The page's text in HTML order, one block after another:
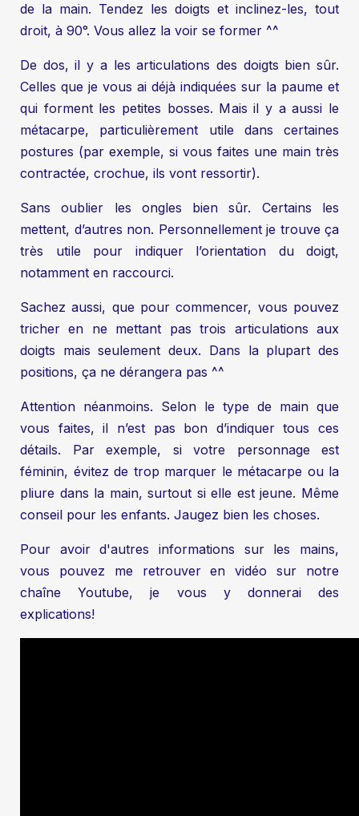
de la main. Tendez les doigts et inclinez-les, tout
droit, à 90°. Vous allez la voir se former ^^
De dos, il y a les articulations des doigts bien sûr.
Celles que je vous ai déjà indiquées sur la paume et
qui forment les petites bosses. Mais il y a aussi le
métacarpe, particulièrement utile dans certaines
postures (par exemple, si vous faites une main très
contractée, crochue, ils vont ressortir).
Sans oublier les ongles bien sûr. Certains les
mettent, d’autres non. Personnellement je trouve ça
très utile pour indiquer l’orientation du doigt,
notamment en raccourci.
Sachez aussi, que pour commencer, vous pouvez
tricher en ne mettant pas trois articulations aux
doigts mais seulement deux. Dans la plupart des
positions, ça ne dérangera pas ^^
Attention néanmoins. Selon le type de main que
vous faites, il n’est pas bon d’indiquer tous ces
détails. Par exemple, si votre personnage est
féminin, évitez de trop marquer le métacarpe ou la
pliure dans la main, surtout si elle est jeune. Même
conseil pour les enfants. Jaugez bien les choses.
Pour avoir d'autres informations sur les mains,
vous pouvez me retrouver en vidéo sur notre
chaîne Youtube, je vous y donnerai des
explications!